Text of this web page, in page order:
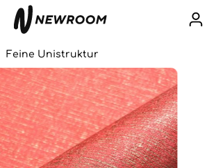
Feine Unistruktur